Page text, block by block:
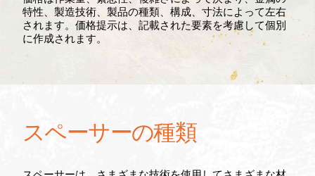
特性、製造技術、製品の種類、構成、寸法によって左右
されます。価格提示は、記載された要素を考慮して個別
に作成されます。
スペーサーの種類